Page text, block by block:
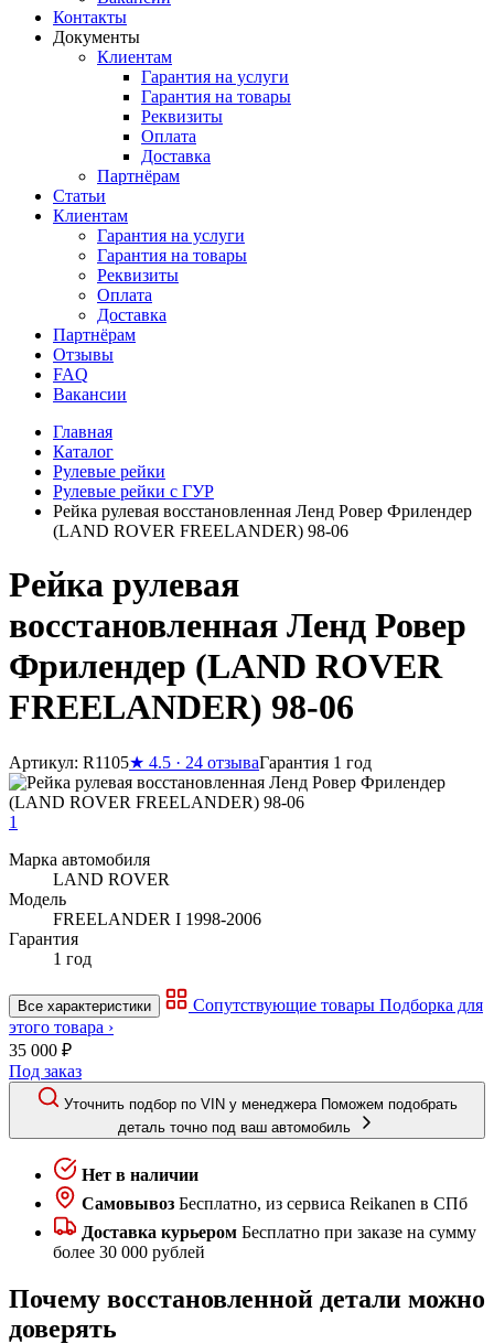
Контакты
Документы
Клиентам
Гарантия на услуги
Гарантия на товары
Реквизиты
Оплата
Доставка
Партнёрам
Статьи
Клиентам
Гарантия на услуги
Гарантия на товары
Реквизиты
Оплата
Доставка
Партнёрам
Отзывы
FAQ
Вакансии
Главная
Каталог
Рулевые рейки
Рулевые рейки с ГУР
Рейка рулевая восстановленная Ленд Ровер Фрилендер
(LAND ROVER FREELANDER) 98-06
Рейка рулевая
восстановленная Ленд Ровер
Фрилендер (LAND ROVER
FREELANDER) 98-06
Артикул: R1105★ 4.5 · 24 отзываГарантия 1 год
1
Марка автомобиля
LAND ROVER
Модель
FREELANDER I 1998-2006
Гарантия
1 год
Все характеристики Сопутствующие товары Подборка для
этого товара ›
35 000 ₽
Под заказ
Уточнить подбор по VIN у менеджера Поможем подобрать
деталь точно под ваш автомобиль
Нет в наличии
Самовывоз Бесплатно, из сервиса Reikanen в СПб
Доставка курьером Бесплатно при заказе на сумму
более 30 000 рублей
Почему восстановленной детали можно
доверять